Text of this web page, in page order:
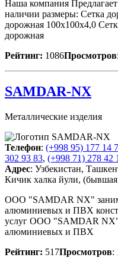
Наша компания
наличии размеры: Сетка
дорожная 100х100х4,0
дорожная
Рейтинг: 1086Просмотров
SAMDAR-NX
Металлические изделия
Телефон: (+998 95) 177 14
302 93 83, (+998 71) 278 42
Адрес: Узбекистан,
Кичик халка йули, (бывшая
OOO "SAMDAR NX"
алюминиевых и ПВХ
услуг OOO "SAMDAR
алюминиевых и ПВХ
Рейтинг: 517Просмотров: